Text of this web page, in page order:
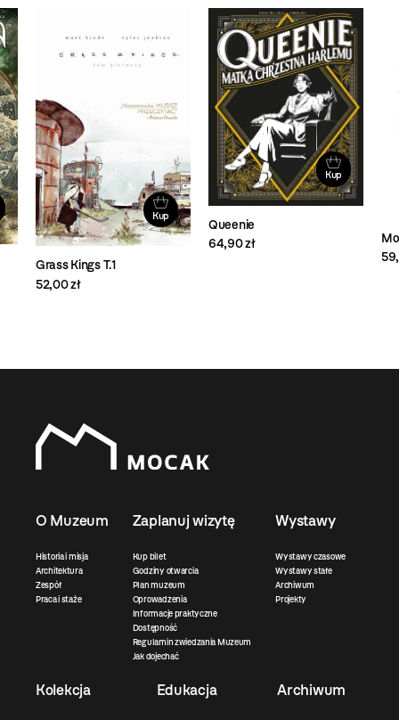
Kup
Grass Kings T.1
52,00 zł
Kup
Queenie
64,90 zł
O Muzeum
Historia i misja
Architektura
Zespół
Praca i staże
Zaplanuj wizytę
Kup bilet
Godziny otwarcia
Plan muzeum
Oprowadzenia
Informacje praktyczne
Dostępność
Regulamin zwiedzania Muzeum
Jak dojechać
Wystawy
Wystawy czasowe
Wystawy stałe
Archiwum
Projekty
Kolekcja Edukacja Archiwum